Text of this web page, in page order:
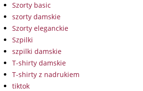
Szorty basic
szorty damskie
Szorty eleganckie
Szpilki
szpilki damskie
T-shirty damskie
T-shirty z nadrukiem
tiktok